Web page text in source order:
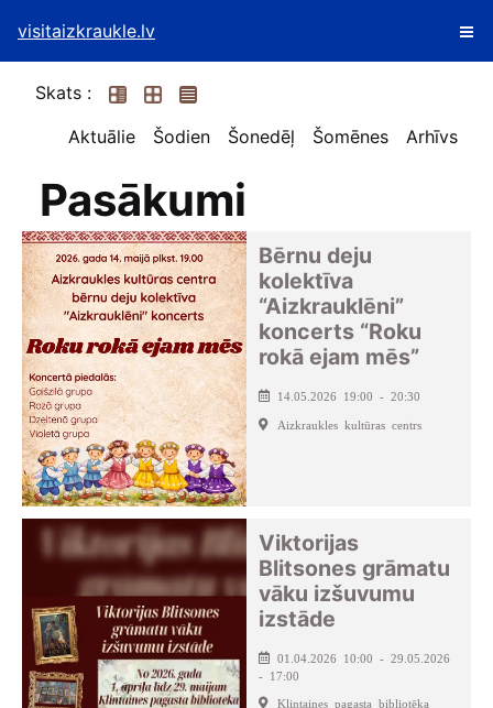
visitaizkraukle.lv
Skats :
Aktuālie
Šodien Šonedēļ Šomēnes Arhīvs
Pasākumi
Bērnu deju
kolektīva
“Aizkrauklēni”
koncerts “Roku
rokā ejam mēs”
14.05.2026 19:00 - 20:30
Aizkraukles kultūras centrs
Viktorijas
Blitsones grāmatu
vāku izšuvumu
izstāde
01.04.2026 10:00 - 29.05.2026
- 17:00
Klintaines pagasta bibliotēka